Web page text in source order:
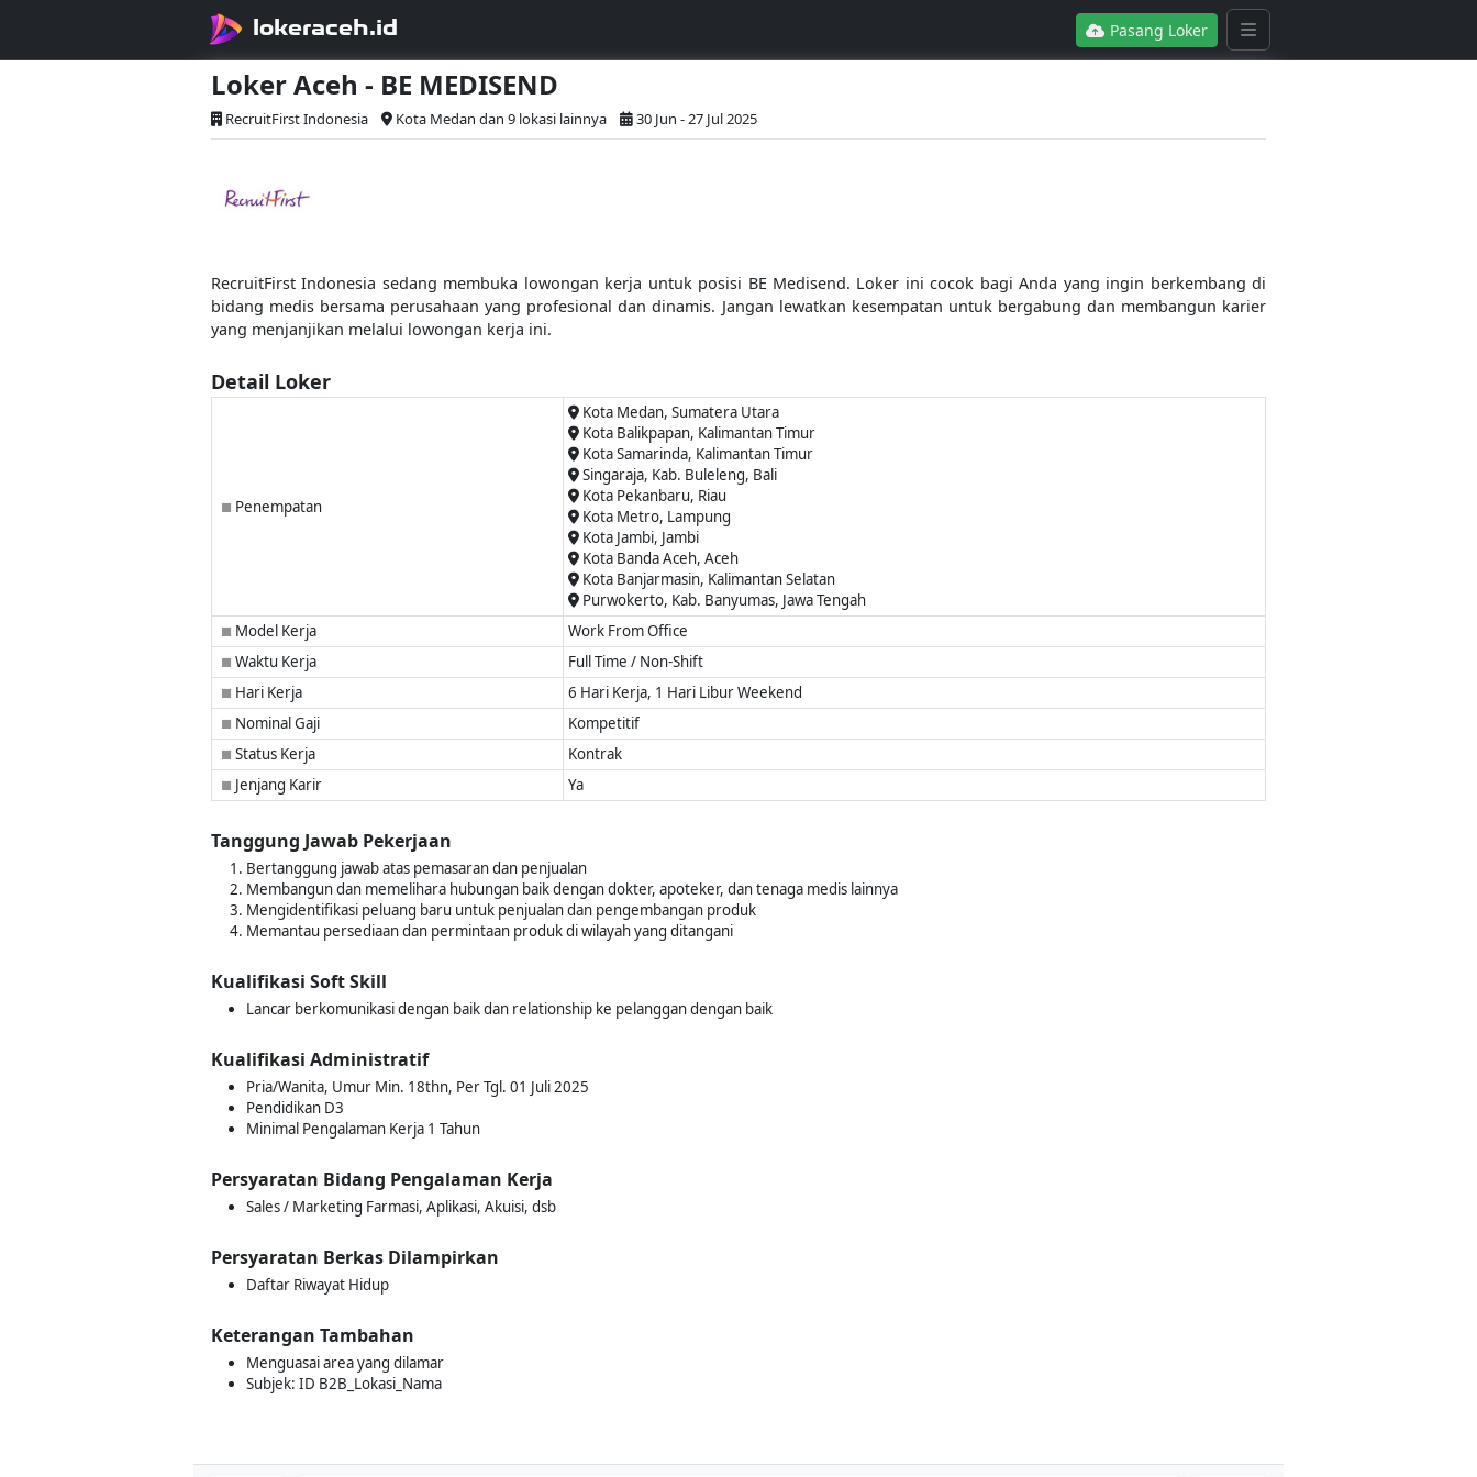
lokeraceh.id Pasang Loker
Loker Aceh - BE MEDISEND
RecruitFirst Indonesia Kota Medan dan 9 lokasi lainnya 30 Jun - 27 Jul 2025
RecruitFirst Indonesia sedang membuka lowongan kerja untuk posisi BE Medisend. Loker ini cocok bagi Anda yang ingin berkembang di
bidang medis bersama perusahaan yang profesional dan dinamis. Jangan lewatkan kesempatan untuk bergabung dan membangun karier
yang menjanjikan melalui lowongan kerja ini.
Detail Loker
■ Penempatan
Kota Medan, Sumatera Utara
Kota Balikpapan, Kalimantan Timur
Kota Samarinda, Kalimantan Timur
Singaraja, Kab. Buleleng, Bali
Kota Pekanbaru, Riau
Kota Metro, Lampung
Kota Jambi, Jambi
Kota Banda Aceh, Aceh
Kota Banjarmasin, Kalimantan Selatan
Purwokerto, Kab. Banyumas, Jawa Tengah
■ Model Kerja Work From Office
■ Waktu Kerja Full Time / Non-Shift
■ Hari Kerja 6 Hari Kerja, 1 Hari Libur Weekend
■ Nominal Gaji Kompetitif
■ Status Kerja Kontrak
■ Jenjang Karir Ya
Tanggung Jawab Pekerjaan
Bertanggung jawab atas pemasaran dan penjualan
Membangun dan memelihara hubungan baik dengan dokter, apoteker, dan tenaga medis lainnya
Mengidentifikasi peluang baru untuk penjualan dan pengembangan produk
Memantau persediaan dan permintaan produk di wilayah yang ditangani
Kualifikasi Soft Skill
Lancar berkomunikasi dengan baik dan relationship ke pelanggan dengan baik
Kualifikasi Administratif
Pria/Wanita, Umur Min. 18thn, Per Tgl. 01 Juli 2025
Pendidikan D3
Minimal Pengalaman Kerja 1 Tahun
Persyaratan Bidang Pengalaman Kerja
Sales / Marketing Farmasi, Aplikasi, Akuisi, dsb
Persyaratan Berkas Dilampirkan
Daftar Riwayat Hidup
Keterangan Tambahan
Menguasai area yang dilamar
Subjek: ID B2B_Lokasi_Nama